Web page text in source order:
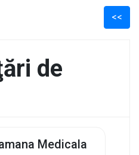
<<
de
Medicala